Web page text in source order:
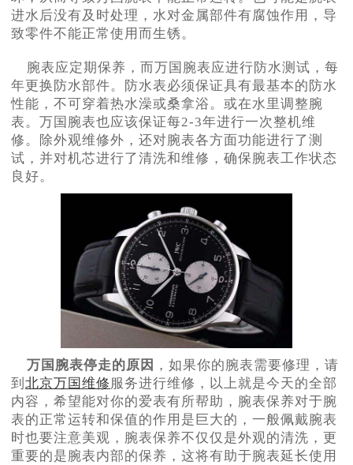
进水后没有及时处理，水对金属部件有腐蚀作用，导
致零件不能正常使用而生锈。
腕表应定期保养，而万国腕表应进行防水测试，每
年更换防水部件。防水表必须保证具有最基本的防水
性能，不可穿着热水澡或桑拿浴。或在水里调整腕
表。万国腕表也应该保证每2-3年进行一次整机维
修。除外观维修外，还对腕表各方面功能进行了测
试，并对机芯进行了清洗和维修，确保腕表工作状态
良好。
万国腕表停走的原因 ，如果你的腕表需要修理，请
到 北京万国维修 服务进行维修，以上就是今天的全部
内容，希望能对你的爱表有所帮助，腕表保养对于腕
表的正常运转和保值的作用是巨大的，一般佩戴腕表
时也要注意美观，腕表保养不仅仅是外观的清洗，更
重要的是腕表内部的保养，这将有助于腕表延长使用